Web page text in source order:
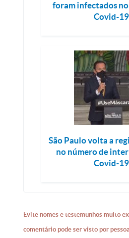
foram infectados
Covid-19
São Paulo volta a
no número de
Covid-19
Evite nomes e testemunhos muito
comentário pode ser visto por